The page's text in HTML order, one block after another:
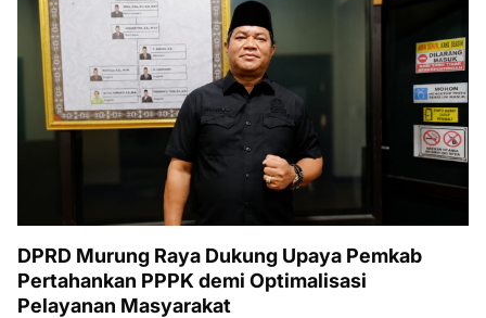
DPRD Murung Raya Dukung Upaya Pemkab
Pertahankan PPPK demi Optimalisasi
Pelayanan Masyarakat